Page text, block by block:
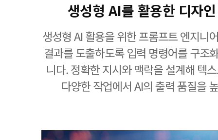
생성형 AI를 활용한 디자
생성형 AI 활용을 위한 프롬프트 엔지니
결과를 도출하도록 입력 명령어를 구조
니다. 정확한 지시와 맥락을 설계해 텍
다양한 작업에서 AI의 출력 품질을